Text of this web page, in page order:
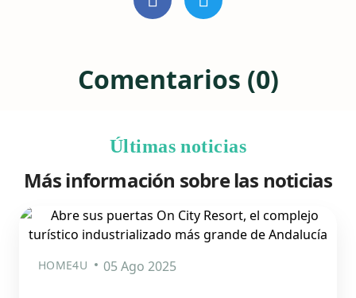
Comentarios (0)
Últimas noticias
Más información sobre las noticias
HOME4U 05 Ago 2025